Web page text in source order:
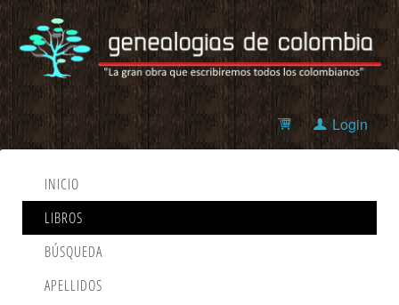
Login
INICIO
LIBROS
BÚSQUEDA
APELLIDOS